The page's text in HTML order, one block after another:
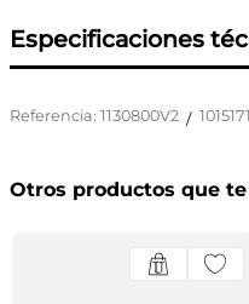
Especificaciones
Referencia: 1130800V2 /
Otros productos que